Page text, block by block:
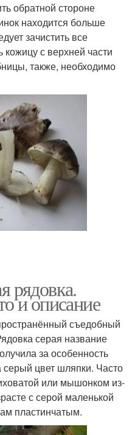
обратной стороне
находится больше
зачистить все
с верхней части
также, необходимо
рядовка.
и описание
съедобный
серая название
за особенность
серый цвет шляпки. Часто
или мышонком из-
с серой маленькой
пластинчатым.